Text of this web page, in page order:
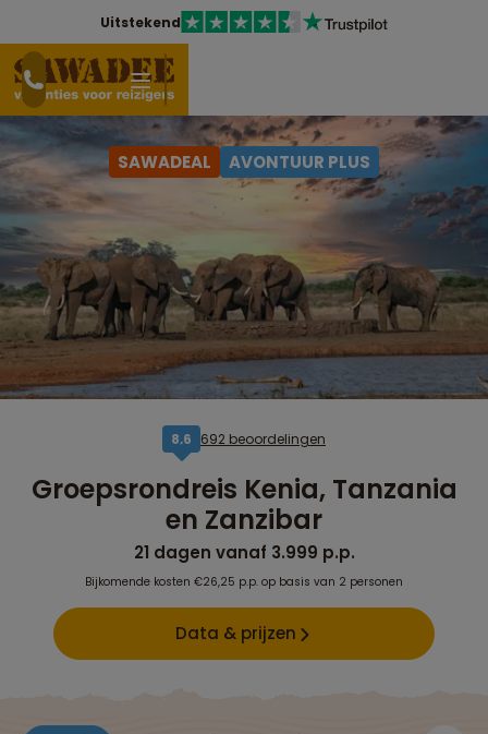
Uitstekend
SAWADEAL AVONTUUR PLUS
8,6 692 beoordelingen
Groepsrondreis Kenia, Tanzania
en Zanzibar
21 dagen vanaf 3.999 p.p.
Bijkomende kosten €26,25 p.p. op basis van 2 personen
Data & prijzen